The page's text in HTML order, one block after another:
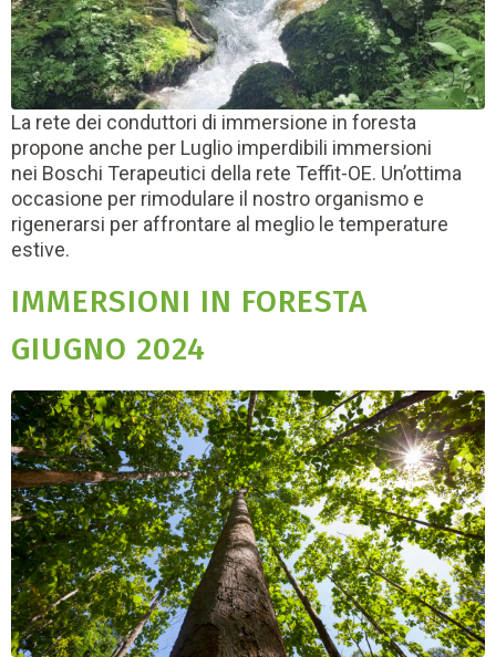
La rete dei conduttori di immersione in foresta
propone anche per Luglio imperdibili immersioni
nei Boschi Terapeutici della rete Teffit-OE. Un’ottima
occasione per rimodulare il nostro organismo e
rigenerarsi per affrontare al meglio le temperature
estive.
IMMERSIONI IN FORESTA
GIUGNO 2024